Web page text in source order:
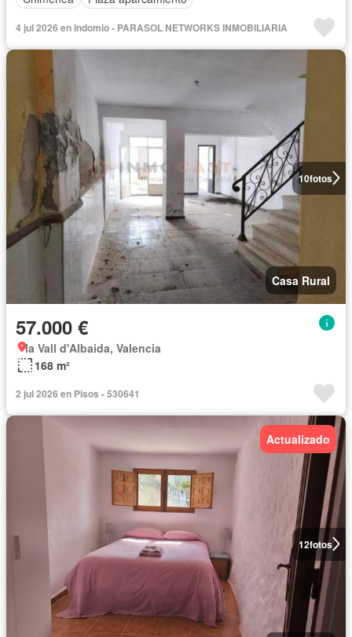
4 jul 2026 en Indomio - PARASOL NETWORKS INMOBILIARIA
10fotos
Casa Rural
57.000 €
la Vall d'Albaida, Valencia
168 m²
2 jul 2026 en Pisos - 530641
12fotos
Actualizado